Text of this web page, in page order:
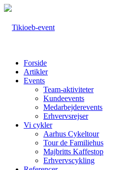
Forside
Artikler
Events
Team-aktiviteter
Kundeevents
Medarbejderevents
Erhvervsrejser
Vi cykler
Aarhus Cykeltour
Tour de Familiehus
Majbritts Kaffestop
Erhvervscykling